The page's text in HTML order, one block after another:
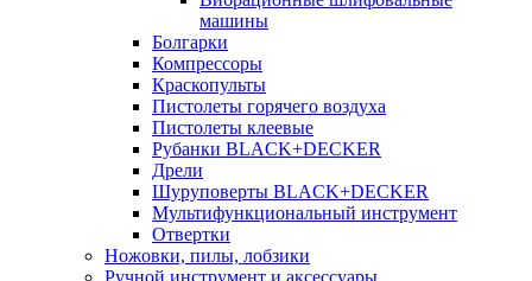
машины
Болгарки
Компрессоры
Краскопульты
Пистолеты горячего воздуха
Пистолеты клеевые
Рубанки BLACK+DECKER
Дрели
Шуруповерты BLACK+DECKER
Мультифункциональный инструмент
Отвертки
Ножовки, пилы, лобзики
Ручной инструмент и аксессуары